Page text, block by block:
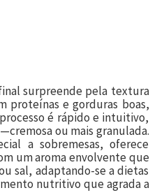
surpreende pela textura
proteínas e gorduras boas,
é rápido e intuitivo,
ou mais granulada.
a sobremesas, oferece
um aroma envolvente que
sal, adaptando-se a dietas
nutritivo que agrada a